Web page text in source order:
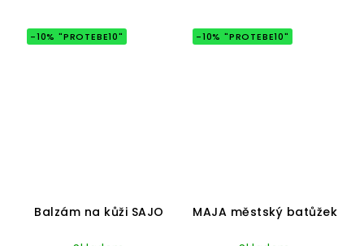
-10% "PROTEBE10"
Balzám na kůži SAJO
produktu
5,0
-10% "PROTEBE10"
MAJA městský batůžek
produktu
5,0